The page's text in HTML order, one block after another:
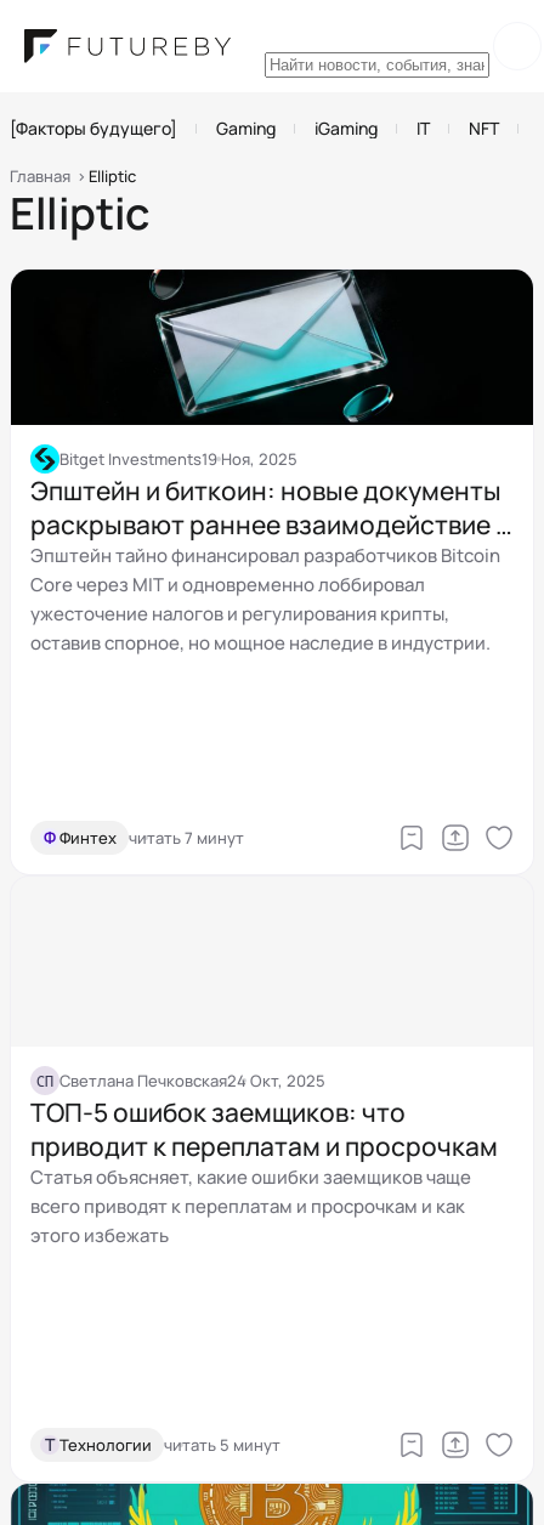
[Факторы будущего] Gaming iGaming IT NFT
Главная Elliptic
Elliptic
Bitget Investments19 Ноя, 2025
Эпштейн и биткоин: новые документы
раскрывают раннее взаимодействие с
криптовалютой и споры в MIT
Эпштейн тайно финансировал разработчиков Bitcoin
Core через MIT и одновременно лоббировал
ужесточение налогов и регулирования крипты,
оставив спорное, но мощное наследие в индустрии.
ФФинтех читать 7 минут
СП Светлана Печковская24 Окт, 2025
ТОП‑5 ошибок заемщиков: что
приводит к переплатам и просрочкам
Статья объясняет, какие ошибки заемщиков чаще
всего приводят к переплатам и просрочкам и как
этого избежать
Т Технологии читать 5 минут